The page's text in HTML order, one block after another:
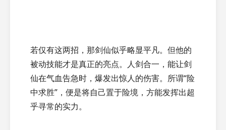
若仅有这两招，那剑仙似乎略显平凡。但他的
被动技能才是真正的亮点。人剑合一，能让剑
仙在气血告急时，爆发出惊人的伤害。所谓“险
中求胜”，便是将自己置于险境，方能发挥出超
乎寻常的实力。